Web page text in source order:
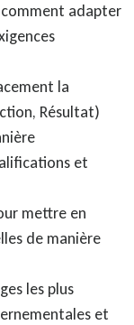
adapter
la
Résultat)
et
mettre en
de manière
les plus
et